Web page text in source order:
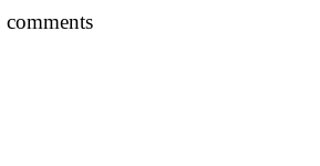
comments